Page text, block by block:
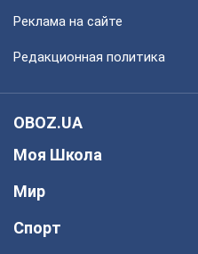
Реклама на сайте
Редакционная политика
OBOZ.UA
Моя Школа
Мир
Спорт